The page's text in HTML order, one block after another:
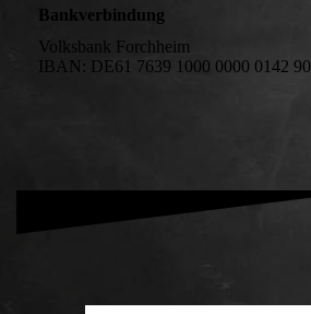
Bankverbindung
Volksbank Forchheim
IBAN: DE61 7639 1000 0000 0142 90